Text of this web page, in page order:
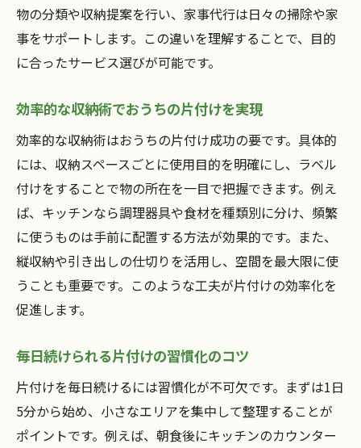
物の分類や収納提案を行い、家事代行は日々の掃除や家
事をサポートします。この違いを理解することで、目的
に合ったサービス選びが可能です。
効率的な収納術でおうちの片付けを実現
効率的な収納術はおうちの片付け成功の要です。具体的
には、収納スペースごとに使用目的を明確にし、ラベル
付けをすることで物の所在を一目で把握できます。例え
ば、キッチンなら調理器具や食材を種類別に分け、頻繁
に使うものは手前に配置する方法が効果的です。また、
縦収納や引き出しの仕切りを活用し、空間を最大限に使
うことも重要です。このような工夫が片付けの効率化を
促進します。
毎日続けられる片付けの習慣化のコツ
片付けを毎日続けるには習慣化が不可欠です。まずは1日
5分から始め、小さなエリアを集中して整理することが
ポイントです。例えば、朝食後にキッチンのカウンター